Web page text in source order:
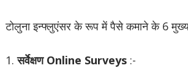
टोलुना इन्फ्लुएंसर के रूप में पैसे कमाने के 6
1.सर्वेक्षण Online Surveys :-